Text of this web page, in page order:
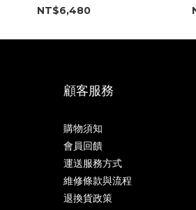
#20021_VV)
NT$6,480
顧客服務
購物須知
會員回饋
運送服務方式
維修條款與流程
退換貨政策